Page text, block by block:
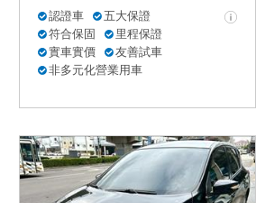
認證車
五大保證
符合保固
里程保證
實車實價
友善試車
非多元化營業用車